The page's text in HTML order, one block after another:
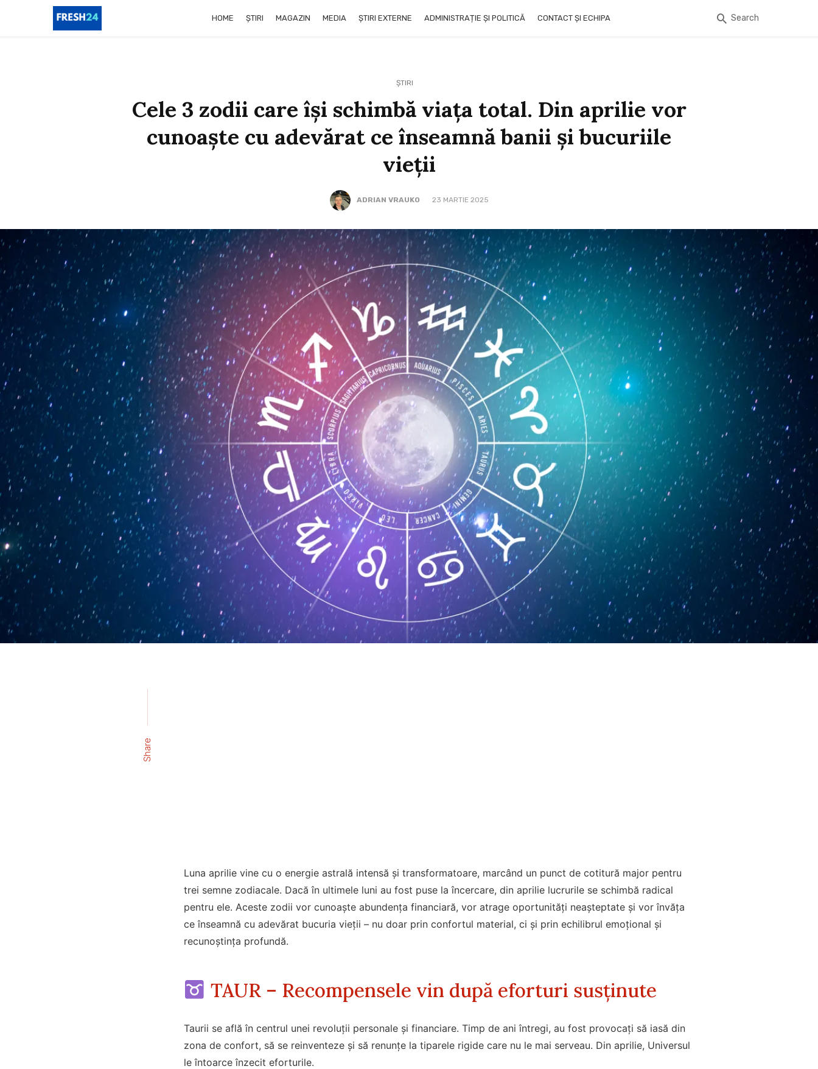
HOME ȘTIRI MAGAZIN MEDIA ȘTIRI EXTERNE ADMINISTRAȚIE ȘI POLITICĂ CONTACT ȘI ECHIPA Search
ȘTIRI
Cele 3 zodii care își schimbă viața total. Din aprilie vor
cunoaște cu adevărat ce înseamnă banii și bucuriile
vieții
ADRIAN VRAUKO 23 MARTIE 2025
Share
Luna aprilie vine cu o energie astrală intensă și transformatoare, marcând un punct de cotitură major pentru
trei semne zodiacale. Dacă în ultimele luni au fost puse la încercare, din aprilie lucrurile se schimbă radical
pentru ele. Aceste zodii vor cunoaște abundența financiară, vor atrage oportunități neașteptate și vor învăța
ce înseamnă cu adevărat bucuria vieții – nu doar prin confortul material, ci și prin echilibrul emoțional și
recunoștința profundă.
TAUR – Recompensele vin după eforturi susținute
Taurii se află în centrul unei revoluții personale și financiare. Timp de ani întregi, au fost provocați să iasă din
zona de confort, să se reinventeze și să renunțe la tiparele rigide care nu le mai serveau. Din aprilie, Universul
le întoarce înzecit eforturile.